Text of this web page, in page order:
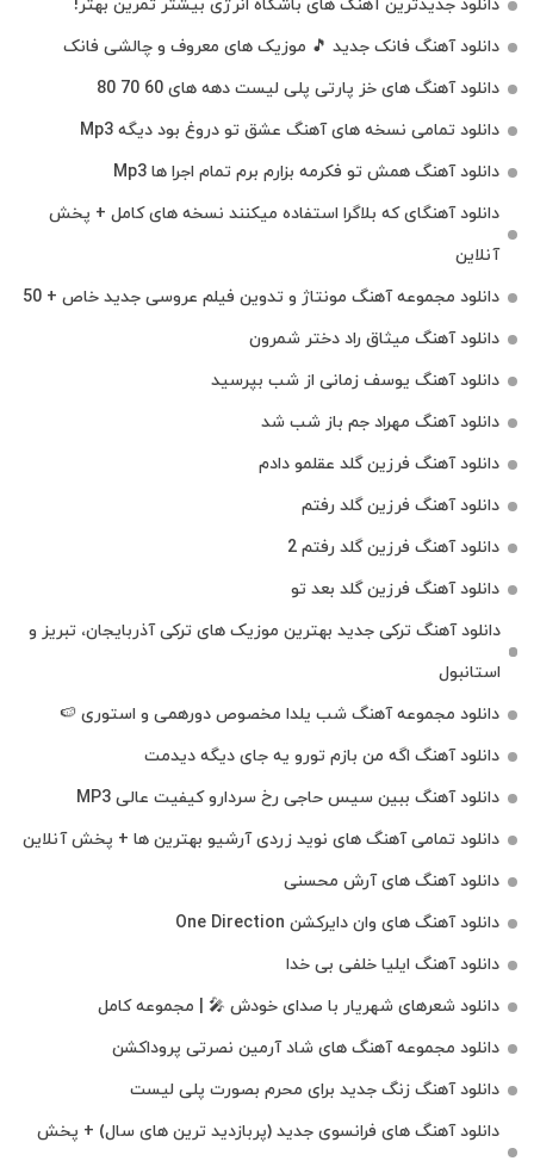
دانلود جدیدترین آهنگ‌ های باشگاه انرژی بیشتر تمرین بهتر!
دانلود آهنگ فانک جدید 🎵 موزیک‌ های معروف و چالشی فانک
دانلود آهنگ های خز پارتی پلی لیست دهه های 60 70 80
دانلود تمامی نسخه های آهنگ عشق تو دروغ بود دیگه Mp3
دانلود آهنگ همش تو فکرمه بزارم برم تمام اجرا ها Mp3
دانلود آهنگای که بلاگرا استفاده میکنند نسخه های کامل + پخش
آنلاین
دانلود مجموعه آهنگ مونتاژ و تدوین فیلم عروسی جدید خاص + 50
دانلود آهنگ میثاق راد دختر شمرون
دانلود آهنگ یوسف زمانی از شب بپرسید
دانلود آهنگ مهراد جم باز شب شد
دانلود آهنگ فرزین گلد عقلمو دادم
دانلود آهنگ فرزین گلد رفتم
دانلود آهنگ فرزین گلد رفتم 2
دانلود آهنگ فرزین گلد بعد تو
دانلود آهنگ ترکی جدید بهترین موزیک‌ های ترکی آذربایجان، تبریز و
استانبول
دانلود مجموعه آهنگ شب یلدا مخصوص دورهمی و استوری 🍉
دانلود آهنگ اگه من بازم تورو یه جای دیگه دیدمت
دانلود آهنگ ببین سیس حاجی رخ سردارو کیفیت عالی MP3
دانلود تمامی آهنگ های نوید زردی آرشیو بهترین ها + پخش آنلاین
دانلود آهنگ های آرش محسنی
دانلود آهنگ های وان دایرکشن One Direction
دانلود آهنگ ایلیا خلفی بی خدا
دانلود شعرهای شهریار با صدای خودش 🎤 | مجموعه کامل
دانلود مجموعه آهنگ های شاد آرمین نصرتی پروداکشن
دانلود آهنگ زنگ جدید برای محرم بصورت پلی لیست
دانلود آهنگ های فرانسوی جدید (پربازدید ترین های سال) + پخش